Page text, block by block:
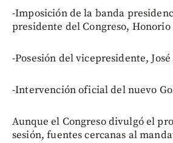
-Imposición de la banda
presidente del Congreso,
-Posesión del vicepresidente,
-Intervención oficial del nuevo
Aunque el Congreso divulgó el
sesión, fuentes cercanas al